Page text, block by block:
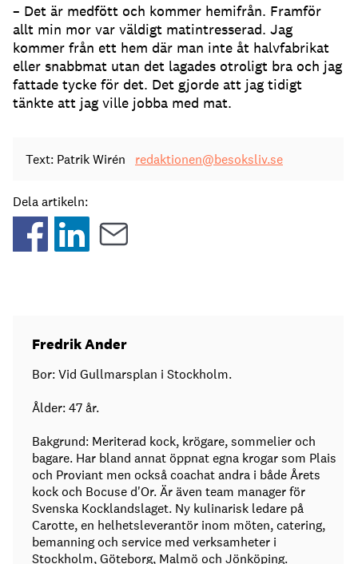
– Det är medfött och kommer hemifrån. Framför
allt min mor var väldigt matintresserad. Jag
kommer från ett hem där man inte åt halvfabrikat
eller snabbmat utan det lagades otroligt bra och jag
fattade tycke för det. Det gjorde att jag tidigt
tänkte att jag ville jobba med mat.
Text: Patrik Wirén redaktionen@besoksliv.se
Dela artikeln:
Fredrik Ander
Bor: Vid Gullmarsplan i Stockholm.
Ålder: 47 år.
Bakgrund: Meriterad kock, krögare, sommelier och
bagare. Har bland annat öppnat egna krogar som Plais
och Proviant men också coachat andra i både Årets
kock och Bocuse d'Or. Är även team manager för
Svenska Kocklandslaget. Ny kulinarisk ledare på
Carotte, en helhetsleverantör inom möten, catering,
bemanning och service med verksamheter i
Stockholm, Göteborg, Malmö och Jönköping.